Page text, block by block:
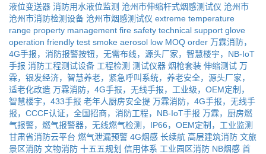
液位变送器 消防用水液位监测 沧州市伸缩杆式烟感测试仪 沧州市
沧州市消防检测设备 沧州市烟感测试仪 extreme temperature
range property management fire safety technical support glove
operation friendly test smoke aerosol low MOQ order 万霖消防，
4G手报，消防报警按钮，无需布线，源头厂家，智慧楼宇，NB-IoT
手报 消防工程测试设备 工程检测 测试仪器 烟枪套装 伸缩测试 万
霖，银发经济，智慧养老，紧急呼叫系统，养老安全，源头厂家，
适老化改造 万霖消防，4G手报，无线手报，工业级，OEM定制，
智慧楼宇，433手报 老年人厨房安全提 万霖消防，4G手报，无线手
报，CCCF认证，全国招商，消防工程，NB-IoT手报 万霖，厨房燃
气报警，燃气报警器，无线燃气检测，IP66，OEM定制，工业监测
甘肃省消防云平台 燃气泄漏预警 4G烟感 长续航 高层建筑消防 文旅
景区消防 文物消防 十五五规划 信用体系 工业园区消防 NB烟感 首